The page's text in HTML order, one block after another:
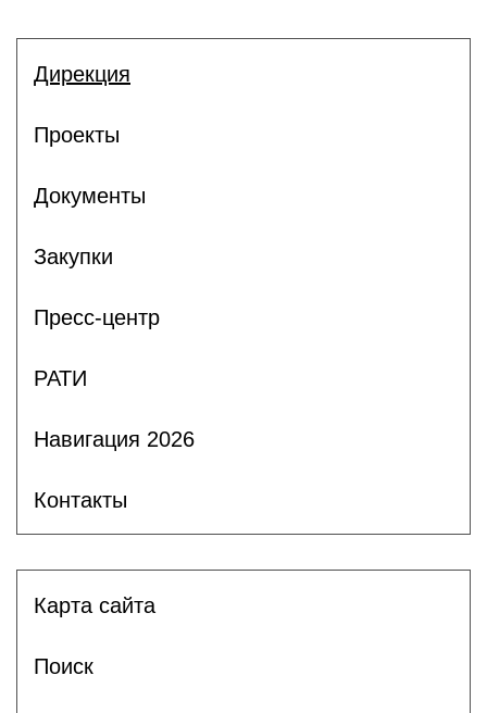
Дирекция
Проекты
Документы
Закупки
Пресс-центр
РАТИ
Навигация 2026
Контакты
Карта сайта
Поиск